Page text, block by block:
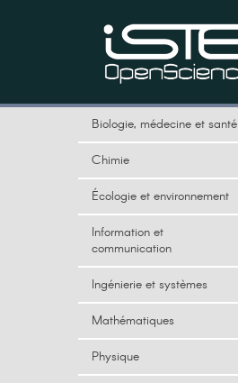
Biologie, médecine et santé
Chimie
Écologie et environnement
Information et
communication
Ingénierie et systèmes
Mathématiques
Physique